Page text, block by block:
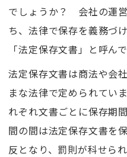
でしょうか？ 会社の運
ち、法律で保存を義務づ
「法定保存文書」と呼んで
法定保存文書は商法や会
まな法律で定められてい
れぞれ文書ごとに保存期
間の間は法定保存文書を
反となり、罰則が科せら